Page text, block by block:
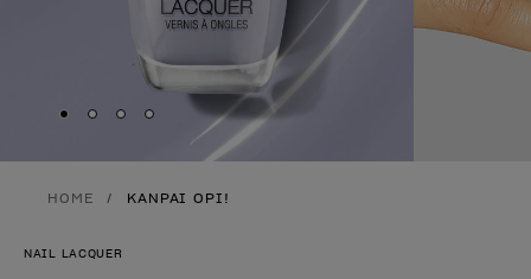
Skip to slide
Skip to slide2
Skip to slide3
Skip to slide 4
HOME KANPAI OPI!
NAIL LACQUER